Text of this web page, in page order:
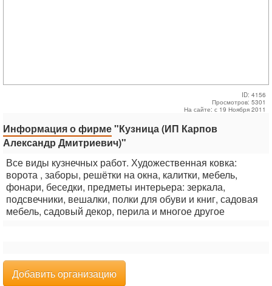
ID: 4156
Просмотров: 5301
На сайте: с 19 Ноября 2011
Информация о фирме"Кузница (ИП Карпов
Александр Дмитриевич)"
Все виды кузнечных работ. Художественная ковка:
ворота , заборы, решётки на окна, калитки, мебель,
фонари, беседки, предметы интерьера: зеркала,
подсвечники, вешалки, полки для обуви и книг, садовая
мебель, садовый декор, перила и многое другое
Добавить организацию